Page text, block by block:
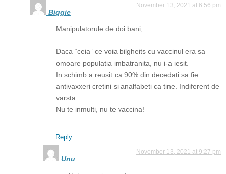
Biggie
November 13, 2021 at 6:56 pm
Manipulatorule de doi bani,
Daca “ceia” ce voia bilgheits cu vaccinul era sa
omoare populatia imbatranita, nu i-a iesit.
In schimb a reusit ca 90% din decedati sa fie
antivaxxeri cretini si analfabeti ca tine. Indiferent de
varsta.
Nu te inmulti, nu te vaccina!
Reply
Unu
November 13, 2021 at 9:27 pm